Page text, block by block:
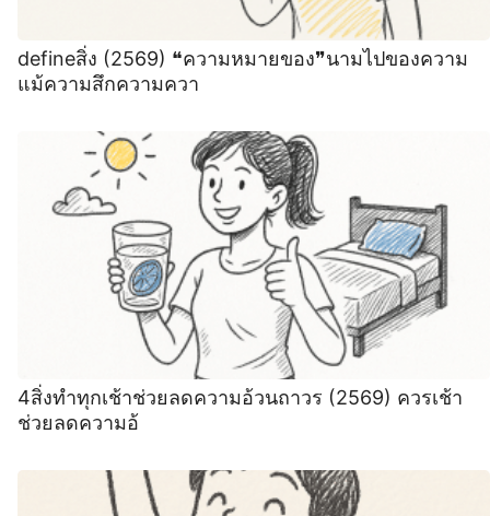
defineสิ่ง (2569) ❝ความหมายของ❞นามไปของความ
แม้ความสึกความควา
4สิ่งทําทุกเช้าช่วยลดความอ้วนถาวร (2569) ควรเช้า
ช่วยลดความอ้